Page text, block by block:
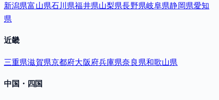
新潟県富山県石川県福井県山梨県長野県岐阜県静岡県愛知
県
近畿
三重県滋賀県京都府大阪府兵庫県奈良県和歌山県
中国・四国